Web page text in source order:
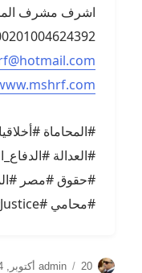
/00201224321055 /
#المحاماة
#العدالة
#حقوق #مصر
#محامي #Legal_Ethics #Lawyer #Justice
الكاتبadmin
نُشرت 20 أكتوبر, 2014